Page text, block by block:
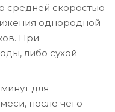
средней скоростью
однородной
При
либо сухой
для
после чего